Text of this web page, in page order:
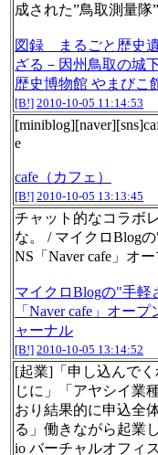
成された”鳥取測量
図録 まるごと歴史
ざる－因州鳥取の城
歴史博物館 やまびこ
[B!] 2010-10-05 11:14:53
e
cafe（カフェ）
[B!] 2010-10-05 13:13:45
チャット的なコラボ
な。 / マイクロBlog
NS「Naver cafe」オ
マイクロBlogの"手軽
「Naver cafe」オー
ャーナル
[B!] 2010-10-05 13:14:52
[起業]「申し込んで
じに」「アヤシイ業
おり結果的に申込全
る」働きながら起業
io バーチャルオフィ